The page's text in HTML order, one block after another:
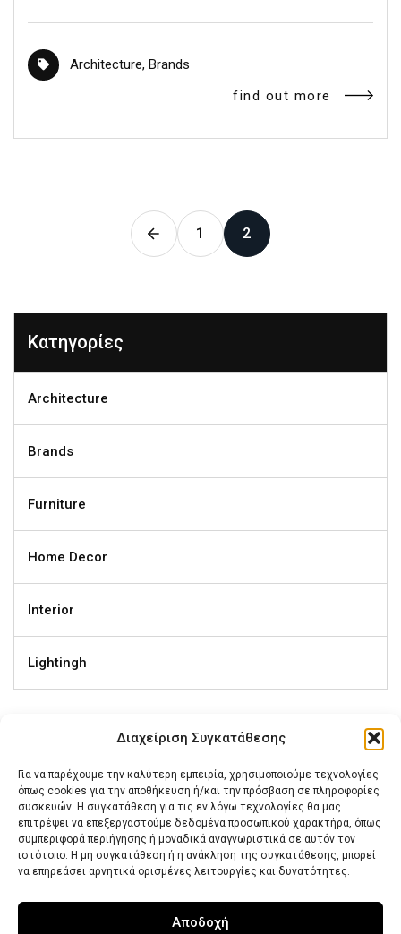
Διαχείριση Συγκατάθεσης
Για να παρέχουμε την καλύτερη εμπειρία, χρησιμοποιούμε τεχνολογίες
όπως cookies για την αποθήκευση ή/και την πρόσβαση σε πληροφορίες
συσκευών. Η συγκατάθεση για τις εν λόγω τεχνολογίες θα μας
επιτρέψει να επεξεργαστούμε δεδομένα προσωπικού χαρακτήρα, όπως
συμπεριφορά περιήγησης ή μοναδικά αναγνωριστικά σε αυτόν τον
ιστότοπο. Η μη συγκατάθεση ή η ανάκληση της συγκατάθεσης, μπορεί
να επηρεάσει αρνητικά ορισμένες λειτουργίες και δυνατότητες.
Αποδοχή
Architecture, Brands
find out more
1 2
Κατηγορίες
Architecture
Brands
Furniture
Home Decor
Interior
Lightingh
Ετικέτες
Analysis Business Consulting
Corporate
Data
Marketing Solutions Statistics
Stocks